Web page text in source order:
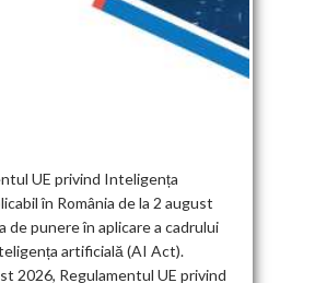
UE privind Inteligența
în România de la 2 august
de punere în aplicare a cadrului
artificială (AI Act).
2026, Regulamentul UE privind